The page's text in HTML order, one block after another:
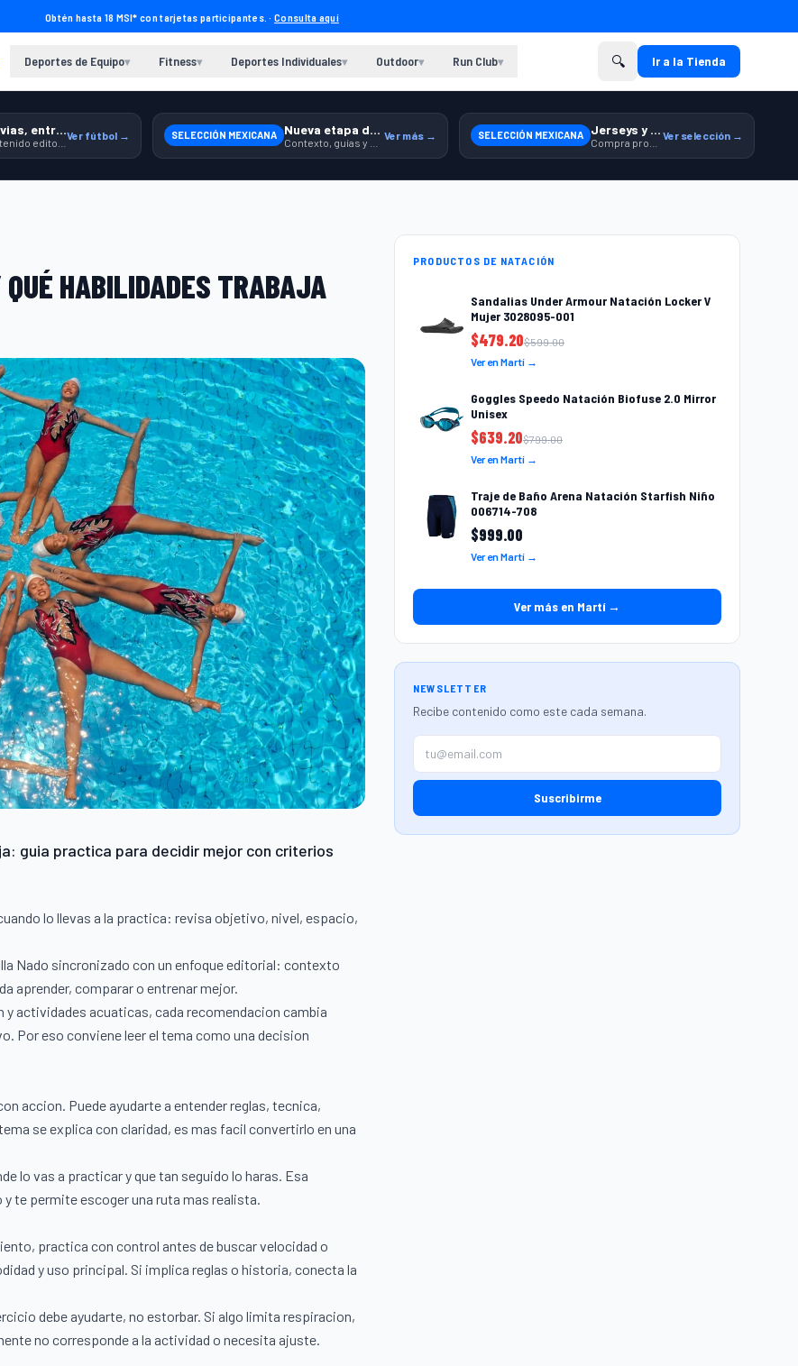
Obtén hasta 18 MSI* con tarjetas participantes. ·Consulta aquí
Deportes de Equipo▾ Fitness▾ Deportes Individuales▾ Outdoor▾ Run Club▾ 🔍 Ir a la Tienda
Previas, entrenamiento y productoVer fútbol → SELECCIÓN MEXICANA Nueva etapa de México Ver más → SELECCIÓN MEXICANA Jerseys y equipamiento relacionado Ver selección →
HABILIDADES TRABAJA
guia practica para decidir mejor con criterios
lo llevas a la practica: revisa objetivo, nivel, espacio,
Nado sincronizado con un enfoque editorial: contexto
aprender, comparar o entrenar mejor.
actividades acuaticas, cada recomendacion cambia
Por eso conviene leer el tema como una decision
accion. Puede ayudarte a entender reglas, tecnica,
se explica con claridad, es mas facil convertirlo en una
lo vas a practicar y que tan seguido lo haras. Esa
te permite escoger una ruta mas realista.
practica con control antes de buscar velocidad o
y uso principal. Si implica reglas o historia, conecta la
debe ayudarte, no estorbar. Si algo limita respiracion,
no corresponde a la actividad o necesita ajuste.
PRODUCTOS DE NATACIÓN
Sandalias Under Armour Natación Locker V
Mujer 3028095-001
$479.20$599.00
Ver en Martí →
Goggles Speedo Natación Biofuse 2.0 Mirror
Unisex
$639.20$799.00
Ver en Martí →
Traje de Baño Arena Natación Starfish Niño
006714-708
$999.00
Ver en Martí →
Ver más en Martí →
NEWSLETTER
Recibe contenido como este cada semana.
Suscribirme